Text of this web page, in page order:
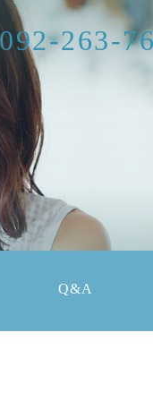
092-263-
Q&A